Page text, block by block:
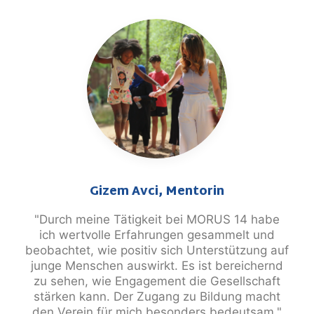
Gizem Avci, Mentorin
"Durch meine Tätigkeit bei MORUS 14 habe
ich wertvolle Erfahrungen gesammelt und
beobachtet, wie positiv sich Unterstützung auf
junge Menschen auswirkt. Es ist bereichernd
zu sehen, wie Engagement die Gesellschaft
stärken kann. Der Zugang zu Bildung macht